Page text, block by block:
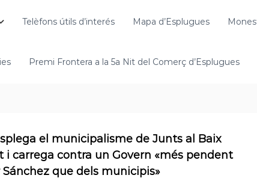
Telèfons útils d’interés Mapa d’Esplugues
Premi Frontera a la 5a Nit del Comerç d’Esplugues
el municipalisme de Junts al Baix
i carrega contra un Govern «més pendent
Sánchez que dels municipis»